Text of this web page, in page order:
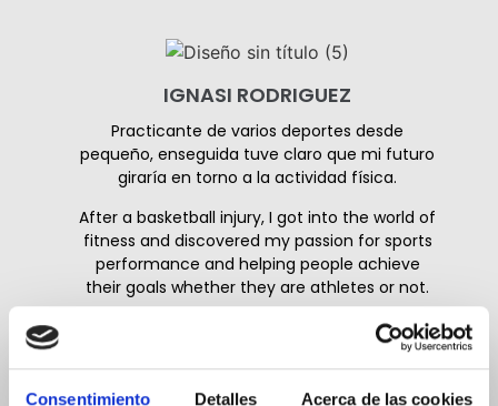
Consentimiento Detalles Acerca de las cookies
IGNASI RODRIGUEZ
Practicante de varios deportes desde
pequeño, enseguida tuve claro que mi futuro
giraría en torno a la actividad física.
After a basketball injury, I got into the world of
fitness and discovered my passion for sports
performance and helping people achieve
their goals whether they are athletes or not.